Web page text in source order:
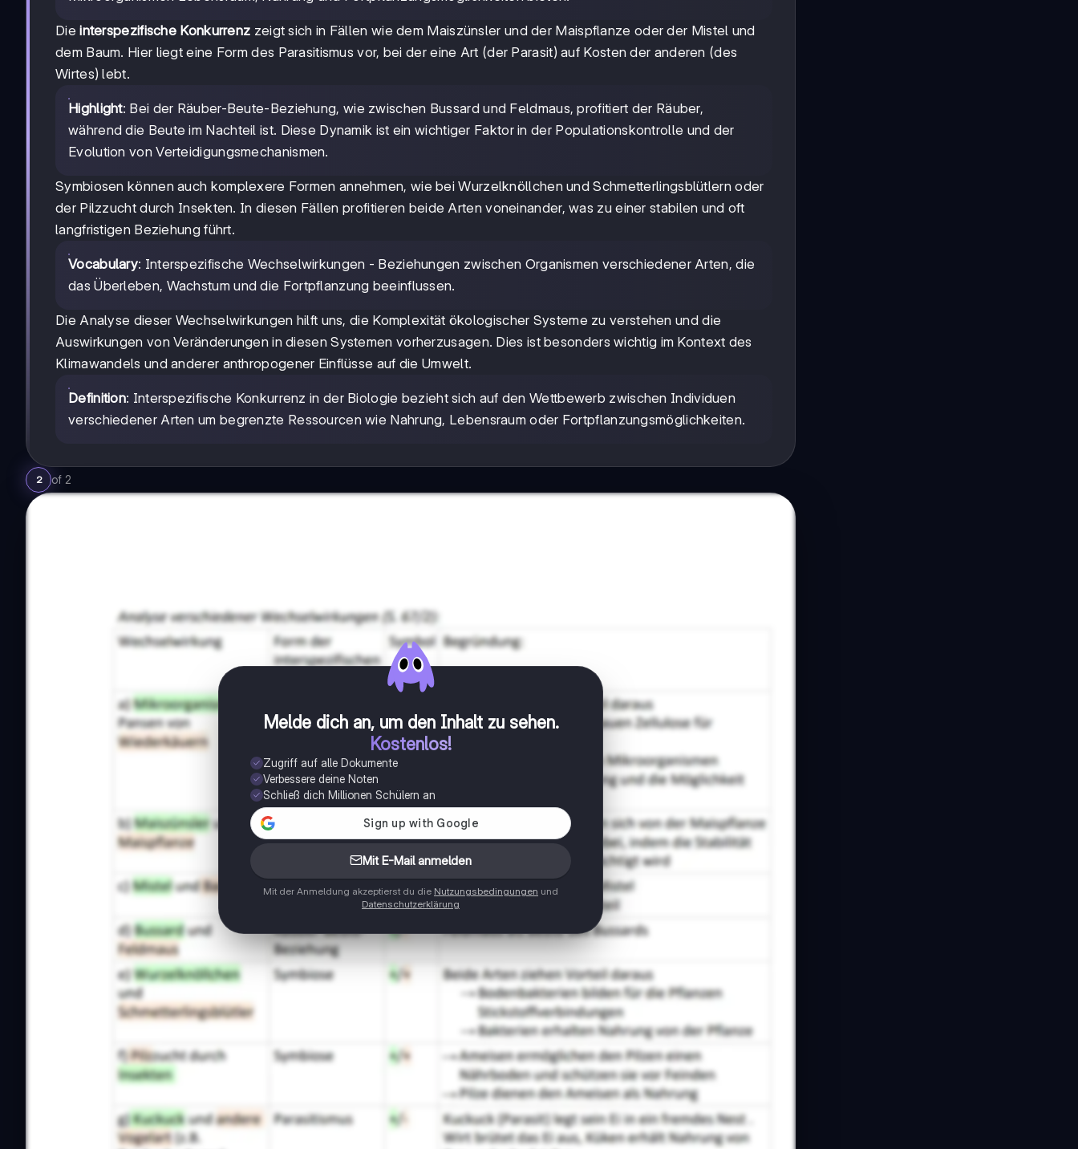
Dieinterspezifische Konkurrenz zeigt sich in Fällen wie dem Maiszünsler und der Maispflanze oder der Mistel und
dem Baum. Hier liegt eine Form des Parasitismus vor, bei der eine Art (der Parasit) auf Kosten der anderen (des
Wirtes) lebt.
Highlight: Bei der Räuber-Beute-Beziehung, wie zwischen Bussard und Feldmaus, profitiert der Räuber,
während die Beute im Nachteil ist. Diese Dynamik ist ein wichtiger Faktor in der Populationskontrolle und der
Evolution von Verteidigungsmechanismen.
Symbiosen können auch komplexere Formen annehmen, wie bei Wurzelknöllchen und Schmetterlingsblütlern oder
der Pilzzucht durch Insekten. In diesen Fällen profitieren beide Arten voneinander, was zu einer stabilen und oft
langfristigen Beziehung führt.
Vocabulary: Interspezifische Wechselwirkungen - Beziehungen zwischen Organismen verschiedener Arten, die
das Überleben, Wachstum und die Fortpflanzung beeinflussen.
Die Analyse dieser Wechselwirkungen hilft uns, die Komplexität ökologischer Systeme zu verstehen und die
Auswirkungen von Veränderungen in diesen Systemen vorherzusagen. Dies ist besonders wichtig im Kontext des
Klimawandels und anderer anthropogener Einflüsse auf die Umwelt.
Definition: Interspezifische Konkurrenz in der Biologie bezieht sich auf den Wettbewerb zwischen Individuen
verschiedener Arten um begrenzte Ressourcen wie Nahrung, Lebensraum oder Fortpflanzungsmöglichkeiten.
2 of 2
Melde dich an, um den Inhalt zu sehen.
Kostenlos!
Zugriff auf alle Dokumente
Verbessere deine Noten
Schließ dich Millionen Schülern an
Mit E-Mail anmelden
Mit der Anmeldung akzeptierst du die Nutzungsbedingungen und
Datenschutzerklärung